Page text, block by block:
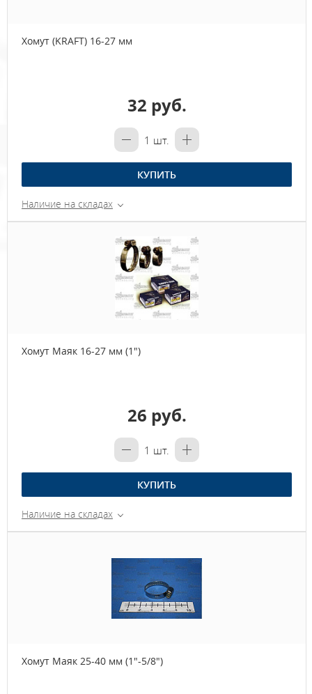
Хомут (KRAFT) 16-27 мм
32 руб.
1 шт.
КУПИТЬ
Наличие на складах
Хомут Маяк 16-27 мм (1")
26 руб.
1 шт.
КУПИТЬ
Наличие на складах
Хомут Маяк 25-40 мм (1"-5/8")